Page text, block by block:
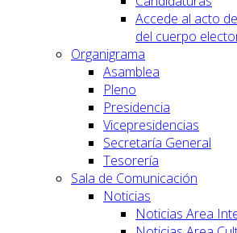
Accede al acto
del cuerpo
Organigrama
Asamblea
Pleno
Presidencia
Vicepresidencias
Secretaría General
Tesorería
Sala de Comunicación
Noticias
Noticias Area